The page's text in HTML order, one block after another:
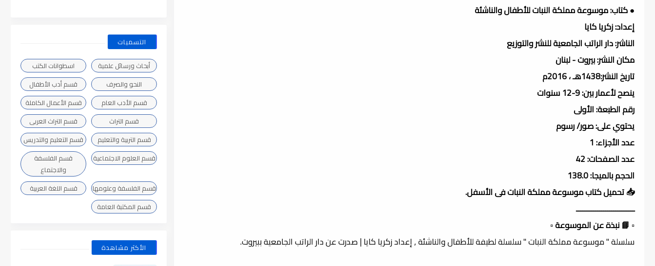
● كتاب: موسوعة مملكة النبات للأطفال والناشئة
إعداد: زكريا كايا
الناشر: دار الراتب الجامعية للنشر والتوزيع
مكان النشر: بيروت - لبنان
تاريخ النشر:1438هـ ، 2016م
ينصح لأعمار بين: 9-12 سنوات
رقم الطبعة: الأولى
يحتوي على: صور/ رسوم
عدد الأجزاء: 1
عدد الصفحات: 42
الحجم بالميجا: 138.0
📥 تحميل كتاب موسوعة مملكة النبات فى الأسفل.
ــــــــــــــــــــــــــــــ
▫️ 📘 نبذة عن الموسوعة ▫️
سلسلة " موسوعة مملكة النبات " سلسلة لطيفة للأطفال والناشئة , إعداد زكريا كايا | صدرت عن دار الراتب الجامعية ببيروت.
التسميات
أبحاث ورسائل علمية
اسطوانات الكتب
النحو والصرف
قسم أدب الأطفال
قسم الأدب العام
قسم الأعمال الكاملة
قسم التراث
قسم التراث العربى
قسم التربية والتعليم
قسم التعليم والتدريس
قسم العلوم الاجتماعية
قسم الفلسفة
والاجتماع
قسم الفلسفة وعلومها
قسم اللغة العربية
قسم المكتبة العامة
الأكثر مشاهدة